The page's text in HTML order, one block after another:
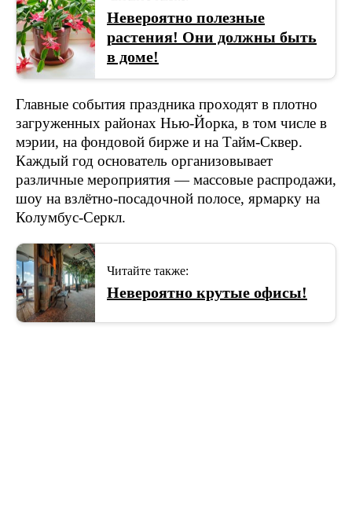
Невероятно полезные
растения! Они должны быть
в доме!
Главные события праздника проходят в плотно
загруженных районах Нью-Йорка, в том числе в
мэрии, на фондовой бирже и на Тайм-Сквер.
Каждый год основатель организовывает
различные мероприятия — массовые распродажи,
шоу на взлётно-посадочной полосе, ярмарку на
Колумбус-Серкл.
Читайте также:
Невероятно крутые офисы!